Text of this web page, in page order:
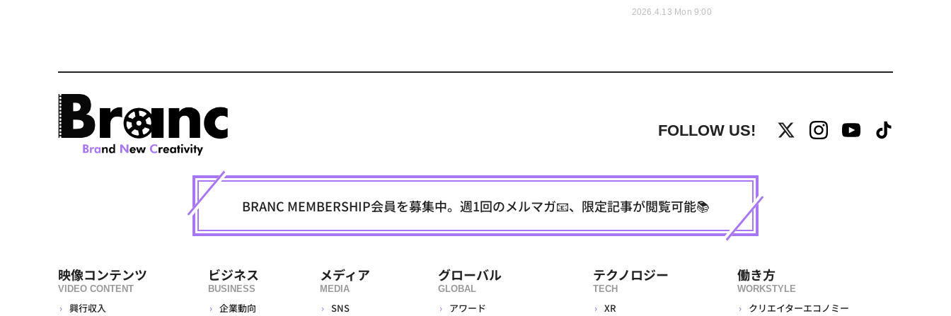
2026.4.13 Mon 9:00
FOLLOW US!
BRANC MEMBERSHIP会員を募集中。週1回のメルマガ📧、限定記事が閲覧可能📚
映像コンテンツ
VIDEO CONTENT
興行収入
ビジネス
BUSINESS
企業動向
メディア
MEDIA
SNS
グローバル
GLOBAL
アワード
テクノロジー
TECH
XR
働き方
WORKSTYLE
クリエイターエコノミー